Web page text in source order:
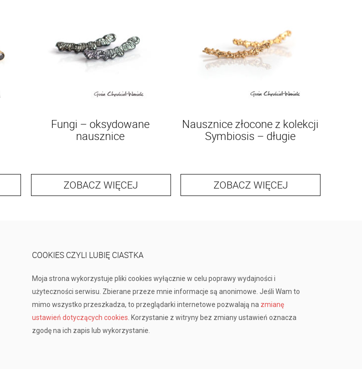
Fungi – oksydowane
nausznice
ZOBACZ WIĘCEJ
Nausznice złocone z kolekcji
Symbiosis – długie
ZOBACZ WIĘCEJ
COOKIES CZYLI LUBIĘ CIASTKA
Moja strona wykorzystuje pliki cookies wyłącznie w celu poprawy wydajności i
użyteczności serwisu. Zbierane przeze mnie informacje są anonimowe. Jeśli Wam to
mimo wszystko przeszkadza, to przeglądarki internetowe pozwalają na zmianę
ustawień dotyczących cookies . Korzystanie z witryny bez zmiany ustawień oznacza
zgodę na ich zapis lub wykorzystanie.